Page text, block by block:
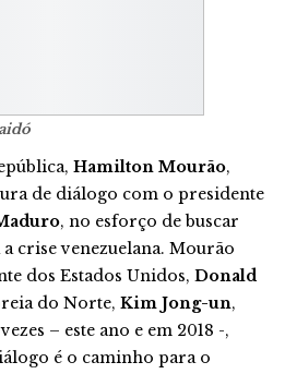
Hamilton Mourão,
de diálogo com o presidente
, no esforço de buscar
crise venezuelana. Mourão
dos Estados Unidos, Donald
do Norte, Kim Jong-un,
– este ano e em 2018 -,
é o caminho para o